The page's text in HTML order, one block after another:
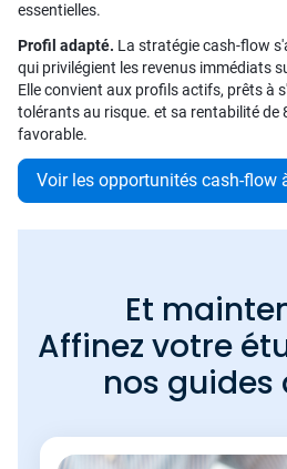
essentielles.
Profil adapté. La stratégie cash-flow
qui privilégient les revenus immédiats
Elle convient aux profils actifs, prêts à
tolérants au risque. et sa rentabilité de
favorable.
Voir les opportunités cash-flow
Et
Affinez votre
nos guides